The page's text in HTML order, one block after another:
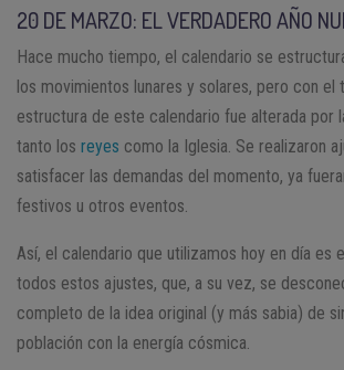
20 DE MARZO: EL VERDADERO AÑO
Hace mucho tiempo, el calendario se
los movimientos lunares y solares, pero con el
estructura de este calendario fue alterada por
tanto los reyes como la Iglesia. Se realizaron
satisfacer las demandas del momento, ya
festivos u otros eventos.
Así, el calendario que utilizamos hoy en día es
todos estos ajustes, que, a su vez, se
completo de la idea original (y más sabia) de
población con la energía cósmica.